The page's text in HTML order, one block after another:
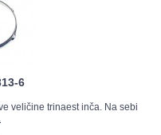
6
veličine trinaest inča. Na sebi